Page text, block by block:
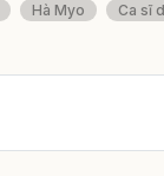
Hà Myo Ca sĩ